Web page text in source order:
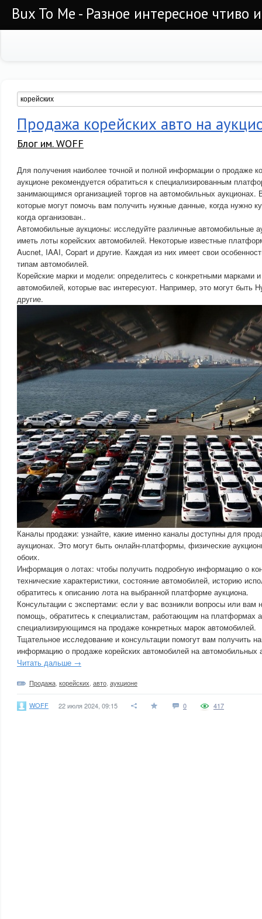
Bux To Me - Разное интересное чтиво
Продажа корейских авто на
Блог им. WOFF
Для получения наиболее точной и полной информации о продаже
аукционе рекомендуется обратиться к специализированным
занимающимся организацией торгов на автомобильных аукционах.
которые могут помочь вам получить нужные данные, когда нужно
когда организован..
Автомобильные аукционы: исследуйте различные автомобильные
иметь лоты корейских автомобилей. Некоторые известные
Aucnet, IAAI, Copart и другие. Каждая из них имеет свои
типам автомобилей.
Корейские марки и модели: определитесь с конкретными марками
автомобилей, которые вас интересуют. Например, это могут быть
другие.
Каналы продажи: узнайте, какие именно каналы доступны для
аукционах. Это могут быть онлайн-платформы, физические
обоих.
Информация о лотах: чтобы получить подробную информацию о
технические характеристики, состояние автомобилей, историю
обратитесь к описанию лота на выбранной платформе аукциона.
Консультации с экспертами: если у вас возникли вопросы или вам
помощь, обратитесь к специалистам, работающим на платформах
специализирующимся на продаже конкретных марок автомобилей.
Тщательное исследование и консультации помогут вам получить
информацию о продаже корейских автомобилей на автомобильных
Читать дальше →
Продажа корейских авто аукционе
WOFF 22 июля 2024, 09:15 0 417